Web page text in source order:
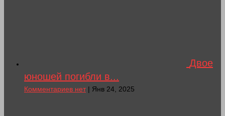
Двое
юношей погибли в...
Комментариев нет| Янв 24, 2025